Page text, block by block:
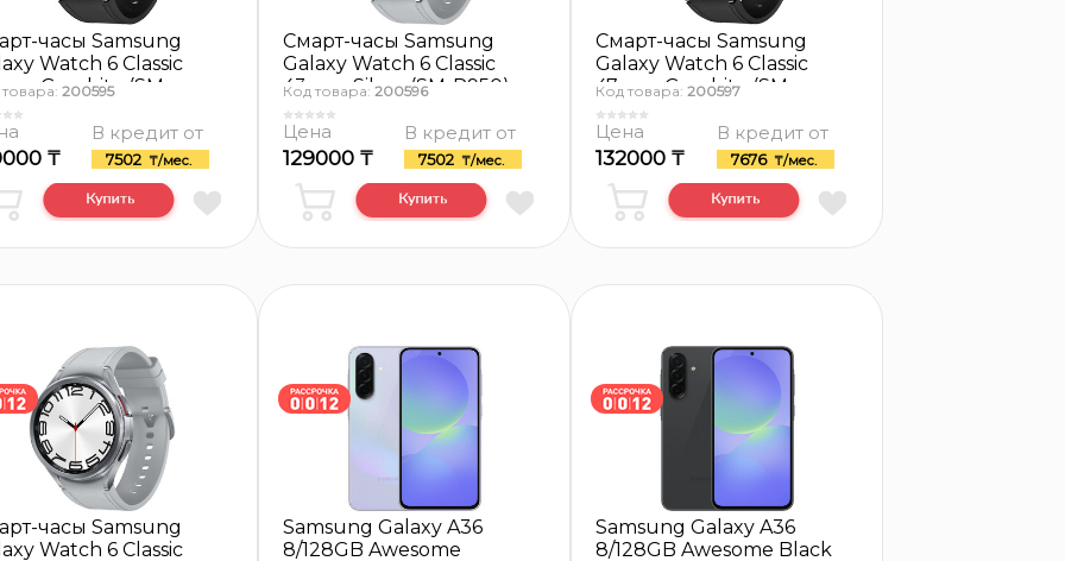
часы Samsung
Watch 6 Classic
Graphite (SM-
200595
₸
В кредит от
7502 ₸/мес.
Смарт-часы Samsung
Galaxy Watch 6 Classic
43mm, Silver (SM-R950)
Код товара: 200596
Цена
129000 ₸
В кредит от
7502 ₸/мес.
Смарт-часы Samsung
Galaxy Watch 6 Classic
47mm, Graphite (SM-
R960)
Код товара: 200597
Цена
132000 ₸
В кредит от
7676 ₸/мес.
часы Samsung
Watch 6 Classic
Samsung Galaxy A36
8/128GB Awesome
Samsung Galaxy A36
8/128GB Awesome Black